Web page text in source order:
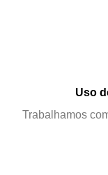
Uso
Trabalhamos